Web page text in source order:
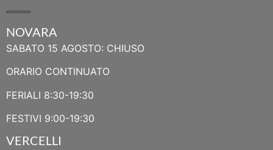
NOVARA
SABATO 15 AGOSTO: CHIUSO
ORARIO CONTINUATO
FERIALI 8:30-19:30
FESTIVI 9:00-19:30
VERCELLI